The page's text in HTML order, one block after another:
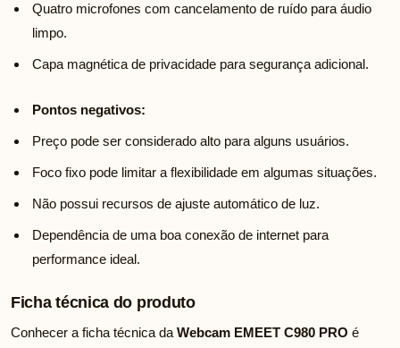
Quatro microfones com cancelamento de ruído para áudio
limpo.
Capa magnética de privacidade para segurança adicional.
Pontos negativos:
Preço pode ser considerado alto para alguns usuários.
Foco fixo pode limitar a flexibilidade em algumas situações.
Não possui recursos de ajuste automático de luz.
Dependência de uma boa conexão de internet para
performance ideal.
Ficha técnica do produto
Conhecer a ficha técnica da Webcam EMEET C980 PRO é